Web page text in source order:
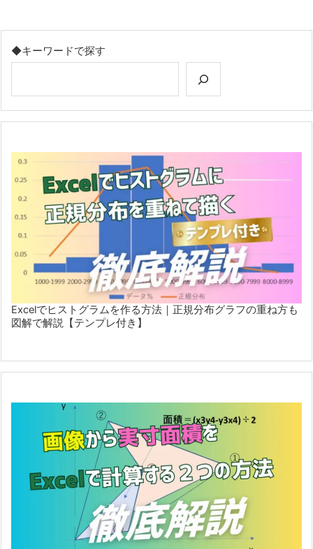
◆キーワードで探す
Excelでヒストグラムを作る方法｜正規分布グラフの重ね方も
図解で解説【テンプレ付き】